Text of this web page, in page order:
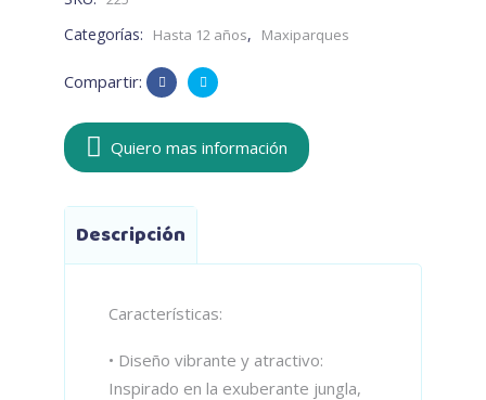
Categorías: Hasta 12 años, Maxiparques
Compartir:
Quiero mas información
Descripción
Características:
• Diseño vibrante y atractivo:
Inspirado en la exuberante jungla,